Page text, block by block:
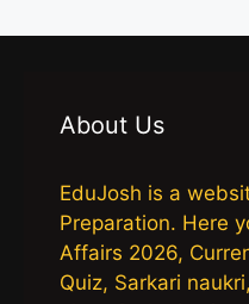
About Us
EduJosh is a
Preparation. Here
Affairs 2026,
Quiz, Sarkari